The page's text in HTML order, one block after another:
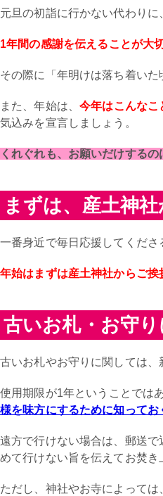
元旦の初詣に行かない代わり
1年間の感謝を伝えることが大切
その際に「年明けは落ち着い
また、年始は、今年はこんなこ
気込みを宣言しましょう。
くれぐれも、お願いだけするの
まずは、産土神
一番身近で毎日応援してくだ
年始はまずは産土神社からご挨
古いお札・お守
古いお札やお守りに関しては
使用期限が1年ということでは
様を味方にするために知って
遠方で行けない場合は、郵送
めて行けない旨を伝えてお焚き
ただし、神社やお寺によって